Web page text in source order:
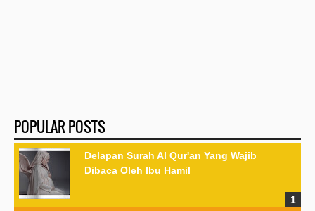
POPULAR POSTS
Delapan Surah Al Qur'an Yang Wajib
Dibaca Oleh Ibu Hamil